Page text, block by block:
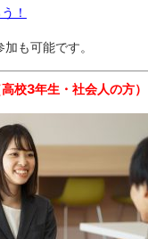
！
も可能です。
校3年生・社会人の方）